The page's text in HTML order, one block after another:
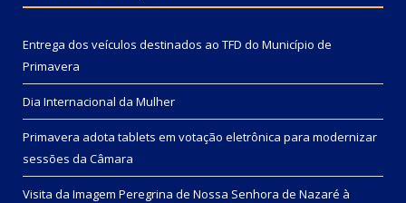
Entrega dos veículos destinados ao TFD do Município de
Primavera
Dia Internacional da Mulher
Primavera adota tablets em votação eletrônica para modernizar
sessões da Câmara
Visita da Imagem Peregrina de Nossa Senhora de Nazaré à